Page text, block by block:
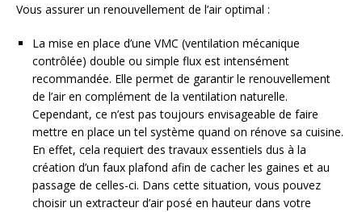
Vous assurer un renouvellement de l’air optimal :
La mise en place d’une VMC (ventilation mécanique
contrôlée) double ou simple flux est intensément
recommandée. Elle permet de garantir le renouvellement
de l’air en complément de la ventilation naturelle.
Cependant, ce n’est pas toujours envisageable de faire
mettre en place un tel système quand on rénove sa cuisine.
En effet, cela requiert des travaux essentiels dus à la
création d’un faux plafond afin de cacher les gaines et au
passage de celles-ci. Dans cette situation, vous pouvez
choisir un extracteur d’air posé en hauteur dans votre